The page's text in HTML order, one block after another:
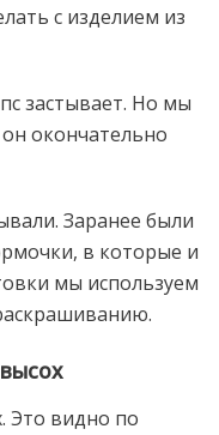
с изделием из
застывает. Но мы
окончательно
Заранее были
в которые и
мы используем
Это видно по